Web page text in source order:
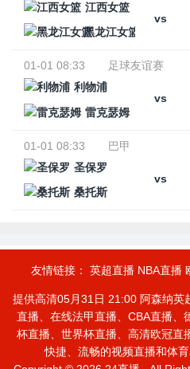
江西女篮
vs
黑龙江女篮
01-01 08:33
足球友谊赛
利物浦
vs
雷克瑟姆
01-01 08:33
巴甲
圣保罗
vs
桑托斯
友情链接： 英超直播 NBA直播
提供高清05月31日 21:00 阿森纳英
直播、在线法甲直播、CBA直播、
杯直播、世界杯直播、高清欧冠直
快捷、流畅的视频直播和体